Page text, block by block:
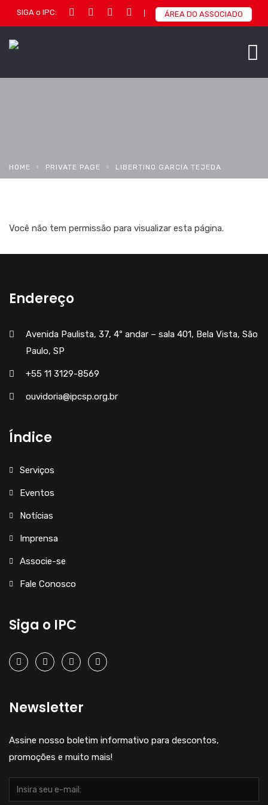
SIGA o IPC: ÁREA DO ASSOCIADO
HOME PRIVATE PAGE LIBERTINO GARCIA TEJEDA
Você não tem permissão para visualizar esta página.
Endereço
Avenida Paulista, 37, 4º andar – sala 401, Bela Vista, São
Paulo, SP
+55 11 3129-8569
ouvidoria@ipcsp.org.br
Índice
Serviços
Eventos
Notícias
Imprensa
Associe-se
Fale Conosco
Siga o IPC
Newsletter
Assine nosso boletim informativo para descontos,
promoções e muito mais!